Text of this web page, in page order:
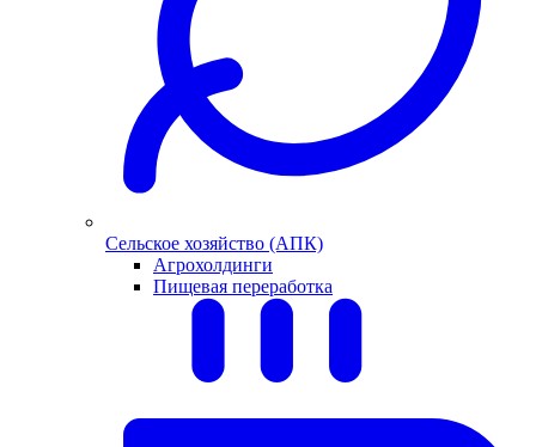
Сельское хозяйство (АПК)
Агрохолдинги
Пищевая переработка